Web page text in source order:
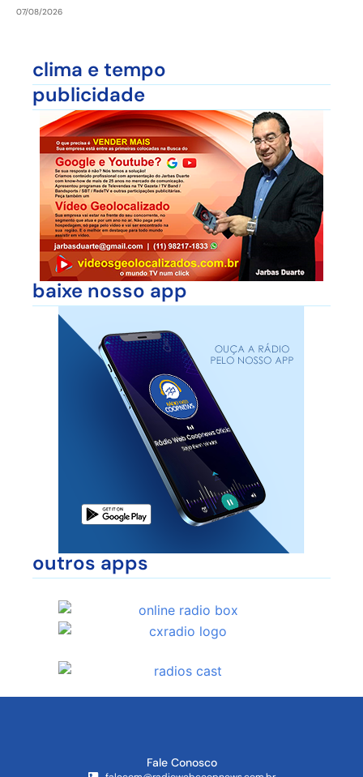
07/08/2026
clima e tempo
publicidade
baixe nosso app
outros apps
Fale Conosco